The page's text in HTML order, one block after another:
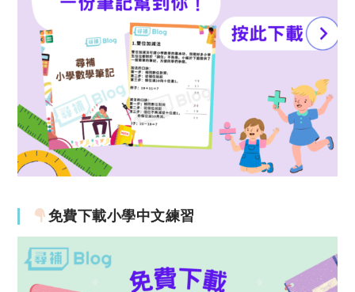
免費下載小學中文練習